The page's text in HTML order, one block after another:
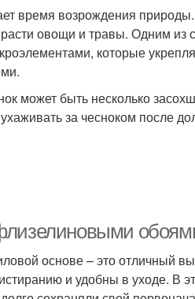
время возрождения
овощи и травы. Одним
которые
может быть несколько
за чесноком после
основе – это отличный
и удобны в уходе. В